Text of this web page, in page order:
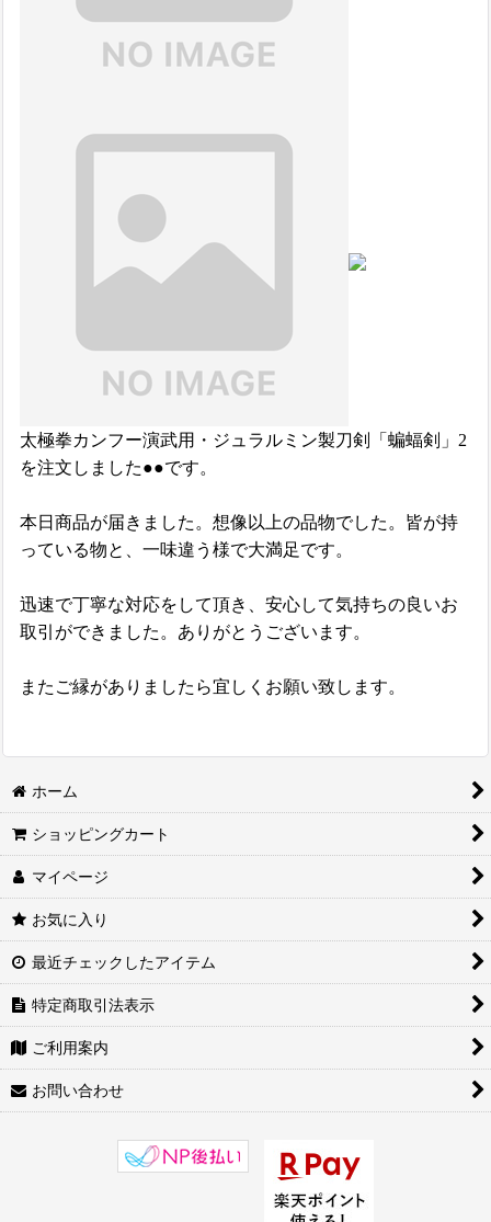
太極拳カンフー演武用・ジュラルミン製刀剣「蝙蝠剣」2
を注文しました●●です。
本日商品が届きました。想像以上の品物でした。皆が持
っている物と、一味違う様で大満足です。
迅速で丁寧な対応をして頂き、安心して気持ちの良いお
取引ができました。ありがとうございます。
またご縁がありましたら宜しくお願い致します。
ホーム
ショッピングカート
マイページ
お気に入り
最近チェックしたアイテム
特定商取引法表示
ご利用案内
お問い合わせ